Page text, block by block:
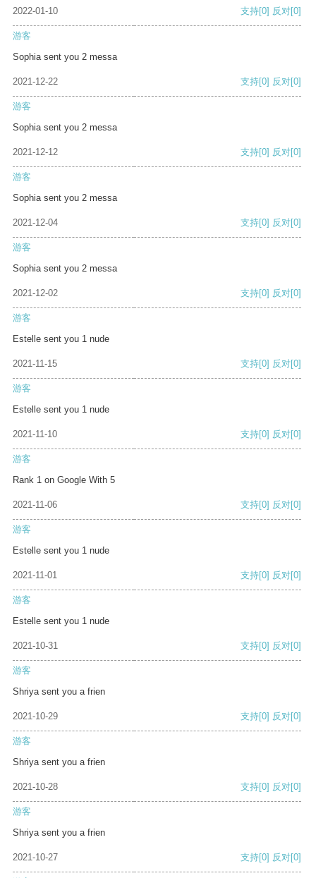
2022-01-10 支持[0] 反对[0]
游客
Sophia sent you 2 messa
2021-12-22 支持[0] 反对[0]
游客
Sophia sent you 2 messa
2021-12-12 支持[0] 反对[0]
游客
Sophia sent you 2 messa
2021-12-04 支持[0] 反对[0]
游客
Sophia sent you 2 messa
2021-12-02 支持[0] 反对[0]
游客
Estelle sent you 1 nude
2021-11-15 支持[0] 反对[0]
游客
Estelle sent you 1 nude
2021-11-10 支持[0] 反对[0]
游客
Rank 1 on Google With 5
2021-11-06 支持[0] 反对[0]
游客
Estelle sent you 1 nude
2021-11-01 支持[0] 反对[0]
游客
Estelle sent you 1 nude
2021-10-31 支持[0] 反对[0]
游客
Shriya sent you a frien
2021-10-29 支持[0] 反对[0]
游客
Shriya sent you a frien
2021-10-28 支持[0] 反对[0]
游客
Shriya sent you a frien
2021-10-27 支持[0] 反对[0]